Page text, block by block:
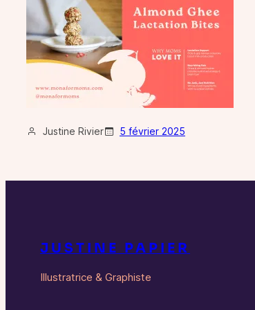
Justine Rivier 5 février 2025
JUSTINE PAPIER
Illustratrice & Graphiste